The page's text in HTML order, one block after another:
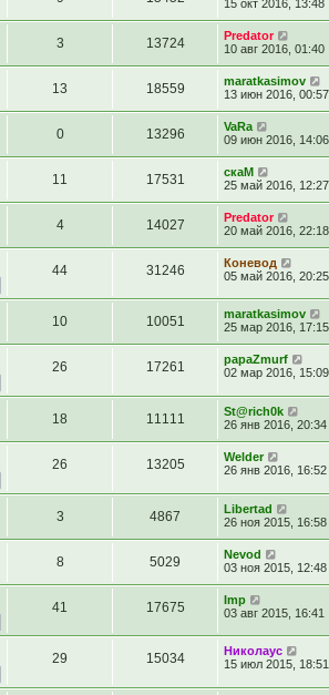
15 окт 2016, 13:48
3 13724
Predator
10 авг 2016, 01:40
13 18559
maratkasimov
13 июн 2016, 00:57
0 13296
VaRa
09 июн 2016, 14:06
11 17531
скаМ
25 май 2016, 12:27
4 14027
Predator
20 май 2016, 22:18
44 31246
Коневод
05 май 2016, 20:25
10 10051
maratkasimov
25 мар 2016, 17:15
26 17261
papaZmurf
02 мар 2016, 15:09
18 11111
St@rich0k
26 янв 2016, 20:34
26 13205
Welder
26 янв 2016, 16:52
3 4867
Libertad
26 ноя 2015, 16:58
8 5029
Nevod
03 ноя 2015, 12:48
41 17675
Imp
03 авг 2015, 16:41
29 15034
Николаус
15 июл 2015, 18:51